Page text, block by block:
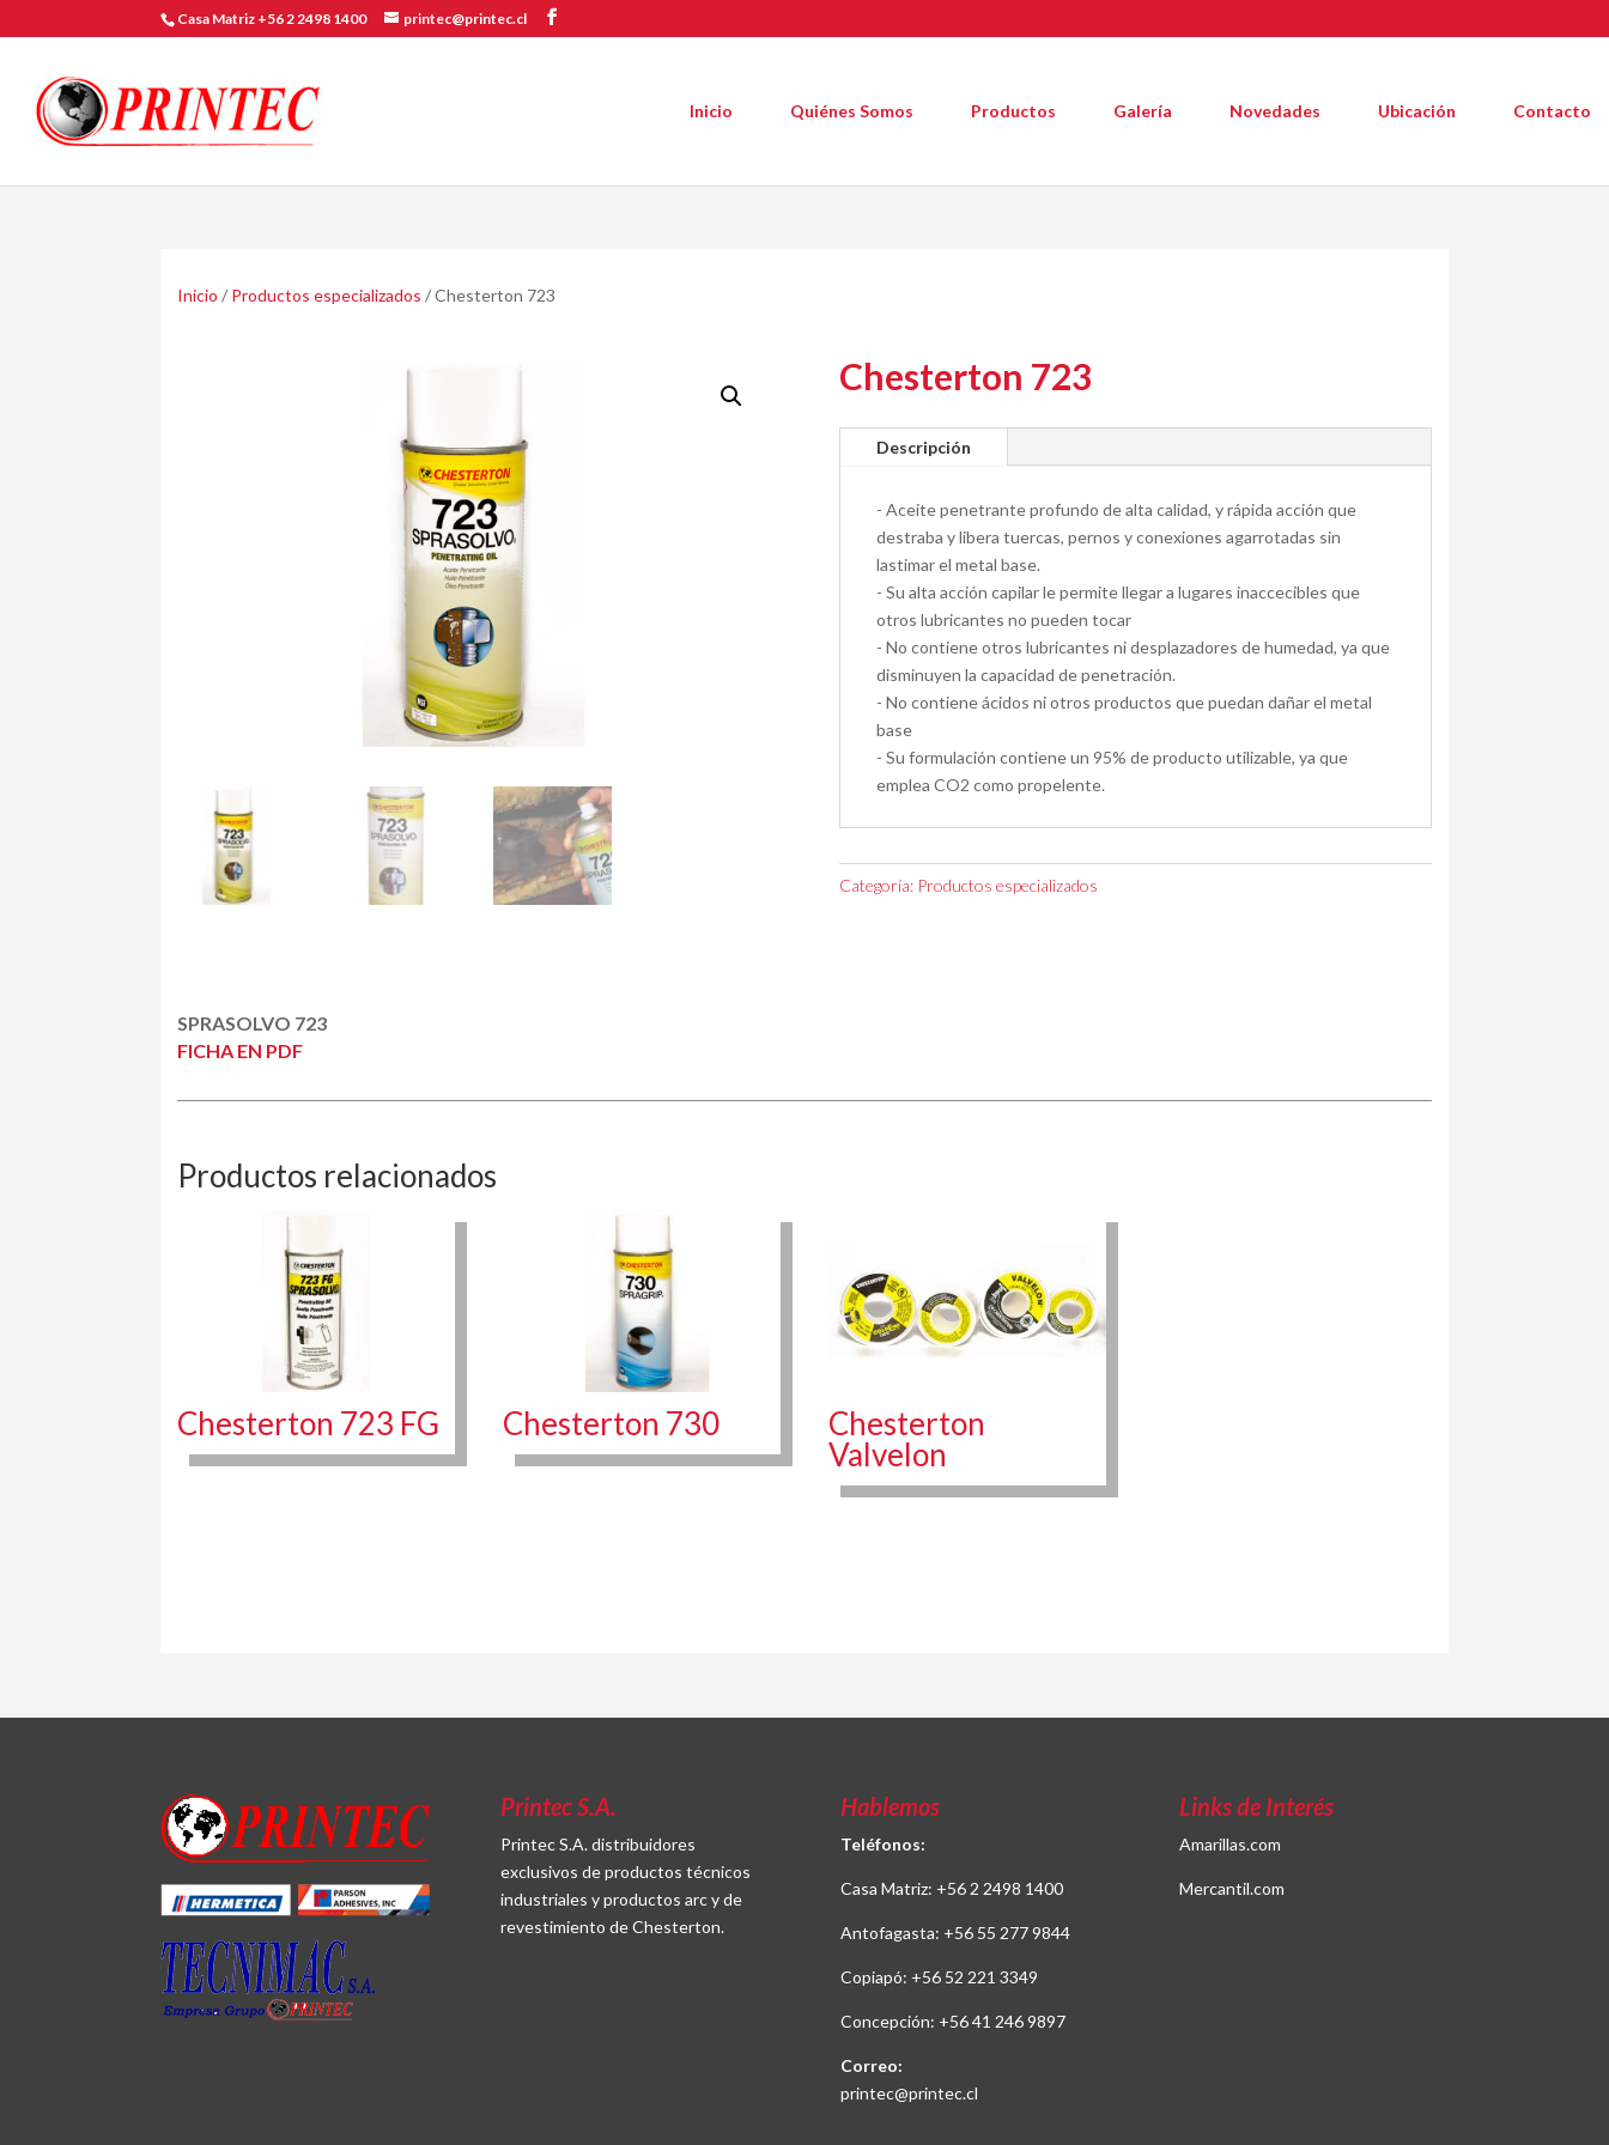
Casa Matriz +56 2 2498 1400 printec@printec.cl
Inicio Quiénes Somos Productos Galería Novedades Ubicación Contacto
Inicio / Productos especializados / Chesterton 723
Chesterton 723
Descripción
- Aceite penetrante profundo de alta calidad, y rápida acción que
destraba y libera tuercas, pernos y conexiones agarrotadas sin
lastimar el metal base.
- Su alta acción capilar le permite llegar a lugares inaccecibles que
otros lubricantes no pueden tocar
- No contiene otros lubricantes ni desplazadores de humedad, ya que
disminuyen la capacidad de penetración.
- No contiene ácidos ni otros productos que puedan dañar el metal
base
- Su formulación contiene un 95% de producto utilizable, ya que
emplea CO2 como propelente.
Categoría: Productos especializados
SPRASOLVO 723
FICHA EN PDF
Productos relacionados
Chesterton 723 FG Chesterton 730
Chesterton
Valvelon
Printec S.A.
Printec S.A. distribuidores
exclusivos de productos técnicos
industriales y productos arc y de
revestimiento de Chesterton.
Hablemos
Teléfonos:
Casa Matriz: +56 2 2498 1400
Antofagasta: +56 55 277 9844
Copiapó: +56 52 221 3349
Concepción: +56 41 246 9897
Correo:
printec@printec.cl
Links de Interés
Amarillas.com
Mercantil.com